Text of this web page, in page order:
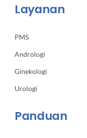
Layanan
PMS
Andrologi
Ginekologi
Urologi
Panduan